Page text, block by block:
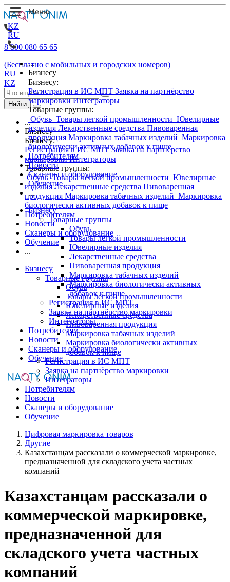
KZ
RU
...
Бизнесу
Бизнесу:
Регистрация в ИС МПТ Заявка на партнёрство
маркировкиИнтеграторы
Товарные группы:
Обувь Товары легкой промышленности Ювелирные
изделия Лекарственные средства Пивоваренная
продукция Маркировка табачных изделий Маркировка
биологически активных добавок к пище
Потребителям
Новости
Сканеры и оборудование
Обучение
...
Бизнесу
Товарные группы
Обувь
Товары легкой промышленности
Ювелирные изделия
Лекарственные средства
Пивоваренная продукция
Маркировка табачных изделий
Маркировка биологически активных
добавок к пище
Регистрация в ИС МПТ
Заявка на партнёрство маркировки
Интеграторы
Потребителям
Новости
Сканеры и оборудование
Обучение
8 800 080 65 65
(Бесплатно с мобильных и городских номеров)
RU
KZ
Найти
...
Бизнесу
Бизнесу:
Регистрация в ИС МПТЗаявка на партнёрство
маркировкиИнтеграторы
Товарные группы:
ОбувьТовары легкой промышленности Ювелирные
изделияЛекарственные средства Пивоваренная
продукция Маркировка табачных изделий Маркировка
биологически активных добавок к пище
Потребителям
Новости
Сканеры и оборудование
Обучение
...
Бизнесу
Товарные группы
Обувь
Товары легкой промышленности
Ювелирные изделия
Лекарственные средства
Пивоваренная продукция
Маркировка табачных изделий
Маркировка биологически активных
добавок к пище
Регистрация в ИС МПТ
Заявка на партнёрство маркировки
Интеграторы
Потребителям
Новости
Сканеры и оборудование
Обучение
Цифровая маркировка товаров
Другие
Казахстанцам рассказали о коммерческой маркировке,
предназначенной для складского учета частных
компаний
Казахстанцам рассказали о
коммерческой маркировке,
предназначенной для
складского учета частных
компаний